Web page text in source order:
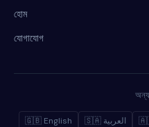
হোম
যোগাযোগ
🇬🇧 English 🇸🇦 العربية